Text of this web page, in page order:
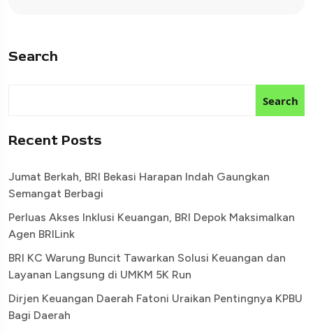
Search
Search
Recent Posts
Jumat Berkah, BRI Bekasi Harapan Indah Gaungkan
Semangat Berbagi
Perluas Akses Inklusi Keuangan, BRI Depok Maksimalkan
Agen BRILink
BRI KC Warung Buncit Tawarkan Solusi Keuangan dan
Layanan Langsung di UMKM 5K Run
Dirjen Keuangan Daerah Fatoni Uraikan Pentingnya KPBU
Bagi Daerah